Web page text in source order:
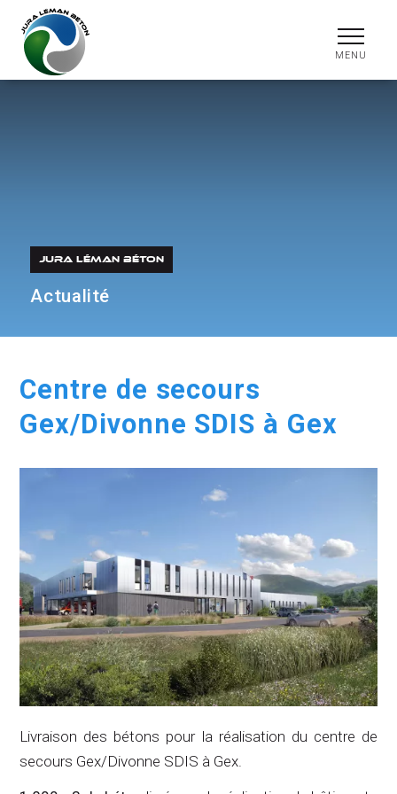
JURA LÉMAN BÉTON
Actualité
Centre de secours
Gex/Divonne SDIS à Gex
Livraison des bétons pour la réalisation du centre de
secours Gex/Divonne SDIS à Gex.